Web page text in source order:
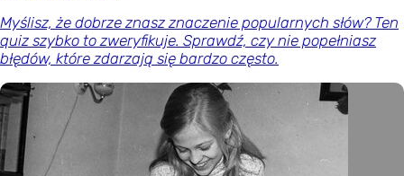
Myślisz, że dobrze znasz znaczenie popularnych słów? Ten
quiz szybko to zweryfikuje. Sprawdź, czy nie popełniasz
błędów, które zdarzają się bardzo często.